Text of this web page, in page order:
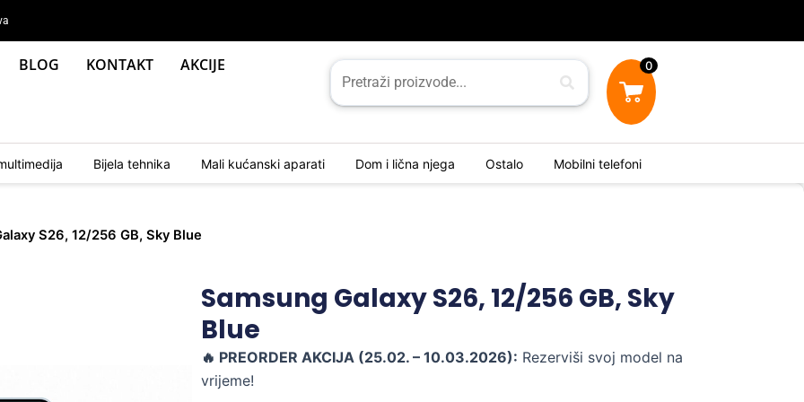
BLOG KONTAKT AKCIJE 0
Bijela tehnika Mali kućanski aparati Dom i lična njega Ostalo Mobilni telefoni
S26, 12/256 GB, Sky Blue
Samsung Galaxy S26, 12/256 GB, Sky
Blue
🔥 PREORDER AKCIJA (25.02. – 10.03.2026): Rezerviši svoj model na
vrijeme!